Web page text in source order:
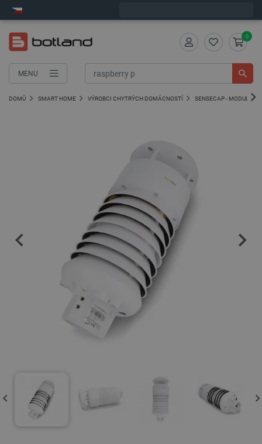
MENU
0
DOMŮ SMART HOME VÝROBCI CHYTRÝCH DOMÁCNOSTÍ SENSECAP - MODULY